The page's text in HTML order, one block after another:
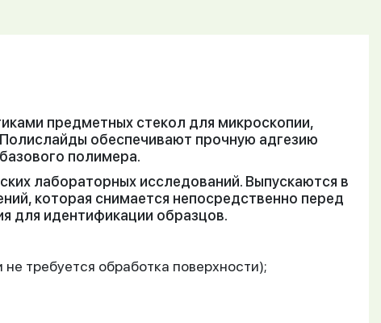
предметных стекол для микроскопии,
обеспечивают прочную адгезию
полимера.
лабораторных исследований. Выпускаются в
которая снимается непосредственно перед
для идентификации образцов.
требуется обработка поверхности);